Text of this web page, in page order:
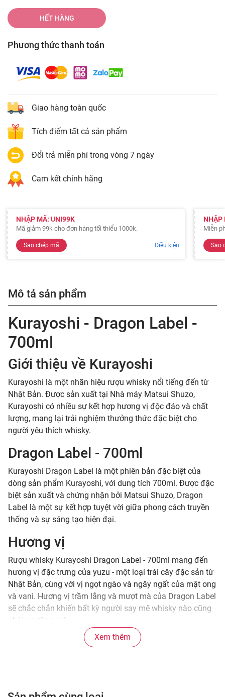
HẾT HÀNG
Phương thức thanh toán
Giao hàng toàn quốc
Tích điểm tất cả sản phẩm
Đổi trả miễn phí trong vòng 7 ngày
Cam kết chính hãng
NHẬP MÃ: UNI99K
Mã giảm 99k cho đơn hàng tối thiểu 1000k.
Sao chép mã Điều kiện
NHẬP
Miễn
Sao
Mô tả sản phẩm
Kurayoshi - Dragon Label -
700ml
Giới thiệu về Kurayoshi
Kurayoshi là một nhãn hiệu rượu whisky nổi tiếng đến từ
Nhật Bản. Được sản xuất tại Nhà máy Matsui Shuzo,
Kurayoshi có nhiều sự kết hợp hương vị độc đáo và chất
lượng, mang lại trải nghiệm thưởng thức đặc biệt cho
người yêu thích whisky.
Dragon Label - 700ml
Kurayoshi Dragon Label là một phiên bản đặc biệt của
dòng sản phẩm Kurayoshi, với dung tích 700ml. Được đặc
biệt sản xuất và chứng nhận bởi Matsui Shuzo, Dragon
Label là một sự kết hợp tuyệt vời giữa phong cách truyền
thống và sự sáng tạo hiện đại.
Hương vị
Rượu whisky Kurayoshi Dragon Label - 700ml mang đến
hương vị đặc trưng của yuzu - một loại trái cây đặc sản từ
Nhật Bản, cùng với vị ngọt ngào và ngây ngất của mật ong
và vani. Hương vị trầm lắng và mượt mà của Dragon Label
sẽ chắc chắn khiến bất kỳ người say mê whisky nào cũng
phải ngưỡng mộ.
Thời gian ủ và chất lượng
Xem thêm